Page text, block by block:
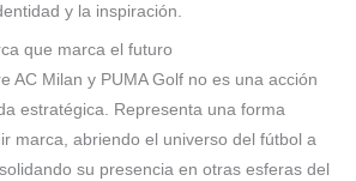
y la inspiración.
que marca el futuro
AC Milan y PUMA Golf no es una acción
estratégica. Representa una forma
marca, abriendo el universo del fútbol a
su presencia en otras esferas del